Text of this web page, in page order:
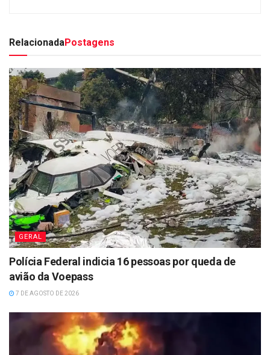
RelacionadaPostagens
GERAL
Polícia Federal indicia 16 pessoas por queda de
avião da Voepass
7 DE AGOSTO DE 2026